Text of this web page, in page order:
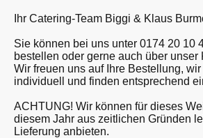
Ihr Catering-Team Biggi & Klaus
Sie können bei uns unter 0174 20 10
bestellen oder gerne auch über unser
Wir freuen uns auf Ihre Bestellung,
individuell und finden entsprechend
ACHTUNG! Wir können für dieses
diesem Jahr aus zeitlichen Gründen
Lieferung anbieten.